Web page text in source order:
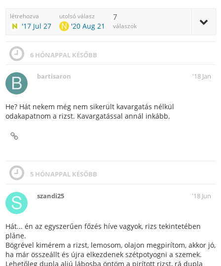
létrehozva
'17 Jul 27
utolsó válasz
'20 Aug 21
7
válaszok
6 HÓNAPPAL KÉSŐBB
bartisaron '18 Jan
He? Hát nekem még nem sikerült kavargatás nélkül
odakapatnom a rizst. Kavargatással annál inkább.
5 HÓNAPPAL KÉSŐBB
szandi25 '18 Jun
Hát... én az egyszerűen főzés híve vagyok, rizs tekintetében
pláne.
Bögrével kimérem a rizst, lemosom, olajon megpirítom, akkor jó,
ha már összeállt és újra elkezdenek szétpotyogni a szemek.
Lehetőleg dupla aljú lábosba öntöm a pirított rizst, rá dupla